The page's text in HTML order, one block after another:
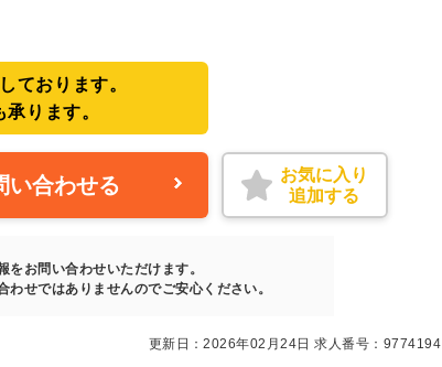
ております。
ります。
い合わせる
お気に入り
追加する
をお問い合わせいただけます。
わせではありませんのでご安心ください。
更新日：2026年02月24日 求人番号：9774194